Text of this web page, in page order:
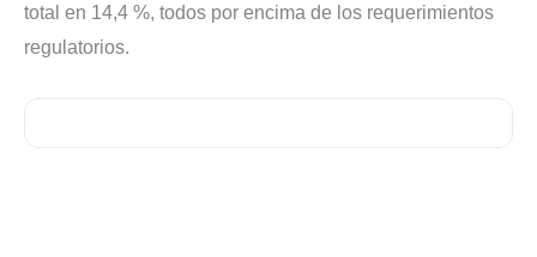
total en 14,4 %, todos por encima de los requerimientos
regulatorios.